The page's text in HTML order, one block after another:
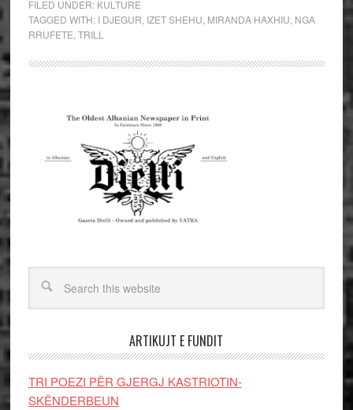
FILED UNDER: KULTURE
TAGGED WITH: I DJEGUR IZET SHEHU MIRANDA HAXHIU NGA
RRUFETE TRILL
ARTIKUJT E FUNDIT
TRI POEZI PËR GJERGJ KASTRIOTIN-
SKËNDERBEUN